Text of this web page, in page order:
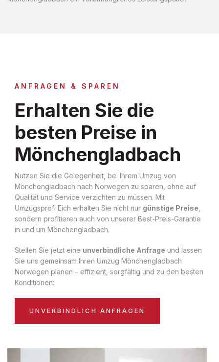
ANFRAGEN & SPAREN
Erhalten Sie die
besten Preise in
Mönchengladbach
Nutzen Sie die Gelegenheit, bei Ihrem Umzug von
Mönchengladbach nach Norwegen zu sparen, ohne auf
Qualität und Service verzichten zu müssen. Mit
Umzugsprofi Eich erhalten Sie nicht nur günstige Preise
sondern profitieren auch von unserer Best-Preis-Garantie
in und um Mönchengladbach.
Stellen Sie jetzt eine unverbindliche Anfrage und lassen
Sie uns gemeinsam Ihren Umzug Mönchengladbach
Norwegen planen – effizient, sorgfältig und zu den besten
Konditionen:
UNVERBINDLICH ANFRAGEN